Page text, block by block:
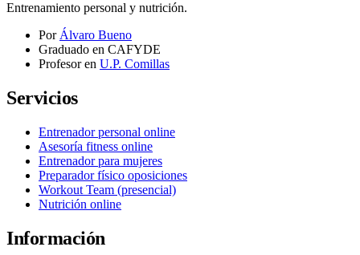
Entrenamiento personal y nutrición.
Por Álvaro Bueno
Graduado en CAFYDE
Profesor en U.P. Comillas
Servicios
Entrenador personal online
Asesoría fitness online
Entrenador para mujeres
Preparador físico oposiciones
Workout Team (presencial)
Nutrición online
Información